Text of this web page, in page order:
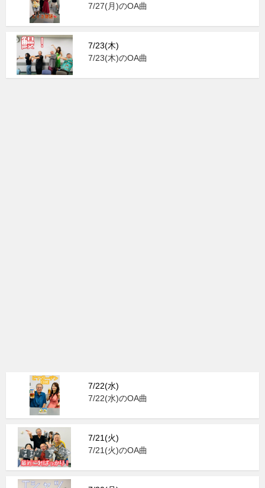
7/27(月)のOA曲
7/23(木)
7/23(木)のOA曲
7/22(水)
7/22(水)のOA曲
7/21(火)
7/21(火)のOA曲